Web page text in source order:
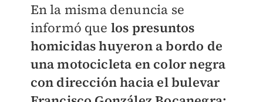
En la misma denuncia se
informó que los presuntos
homicidas huyeron a bordo de
una motocicleta en color negra
con dirección hacia el bulevar